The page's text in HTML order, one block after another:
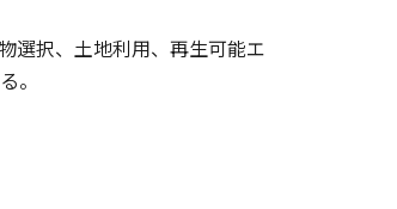
選択、土地利用、再生可能エ
。